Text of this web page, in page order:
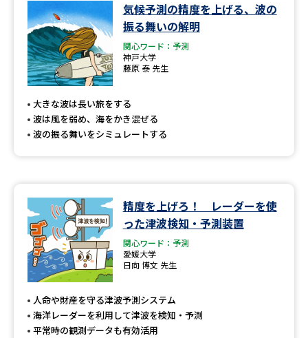
気候予測の精度を上げる、波の
振る舞いの解明
関心ワード：予測
神戸大学
藤原 泰 先生
大きな波は長い旅をする
波は風を弱め、海をかき混ぜる
波の振る舞いをシミュレートする
精度を上げろ！ レーダーを使
った津波検知・予測装置
関心ワード：予測
愛媛大学
日向 博文 先生
人命や財産を守る津波予測システム
海洋レーダーを利用して津波を検知・予測
平常時の観測データも有効活用